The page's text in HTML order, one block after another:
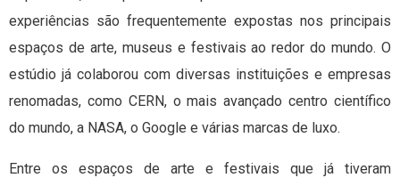
experiências são frequentemente expostas nos principais
espaços de arte, museus e festivais ao redor do mundo. O
estúdio já colaborou com diversas instituições e empresas
renomadas, como CERN, o mais avançado centro científico
do mundo, a NASA, o Google e várias marcas de luxo.
Entre os espaços de arte e festivais que já tiveram